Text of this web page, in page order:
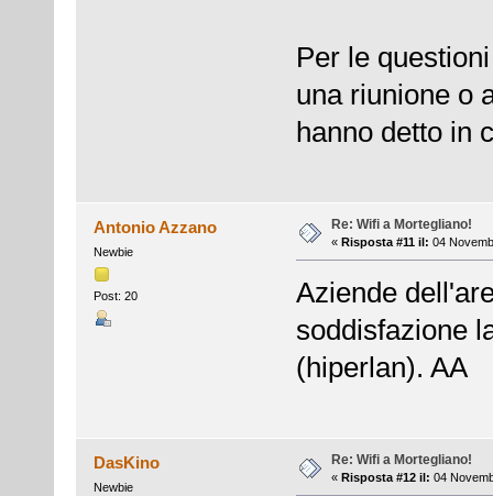
Per le
una riunione o
hanno detto in
Antonio Azzano
Newbie
Post: 20
Re: Wifi a Mortegliano!
« Risposta #11 il: 04
Aziende
soddisfazione
(hiperlan). AA
DasKino
Newbie
Re: Wifi a Mortegliano!
« Risposta #12 il: 04